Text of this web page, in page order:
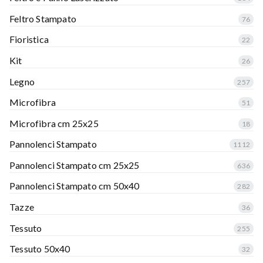
Feltro Stampato 76
Fioristica 22
Kit 26
Legno 257
Microfibra 51
Microfibra cm 25x25 18
Pannolenci Stampato 1112
Pannolenci Stampato cm 25x25 636
Pannolenci Stampato cm 50x40 282
Tazze 36
Tessuto 255
Tessuto 50x40 32